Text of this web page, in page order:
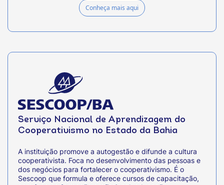
Conheça mais aqui
Serviço Nacional de Aprendizagem do
Cooperativismo no Estado da Bahia
A instituição promove a autogestão e difunde a cultura
cooperativista. Foca no desenvolvimento das pessoas e
dos negócios para fortalecer o cooperativismo. É o
Sescoop que formula e oferece cursos de capacitação,